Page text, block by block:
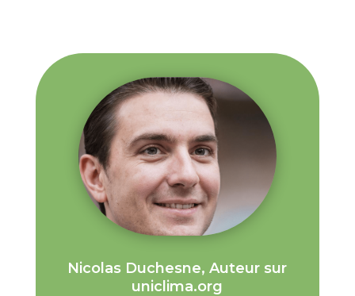
Nicolas Duchesne, Auteur sur
uniclima.org